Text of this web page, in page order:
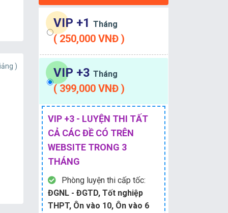
)
VIP +1 Tháng
( 250,000 VNĐ )
VIP +3 Tháng
( 399,000 VNĐ )
VIP +3 - LUYỆN THI TẤT
CẢ CÁC ĐỀ CÓ TRÊN
WEBSITE TRONG 3
THÁNG
Phòng luyện thi cấp tốc:
ĐGNL - ĐGTD, Tốt nghiệp
THPT, Ôn vào 10, Ôn vào 6